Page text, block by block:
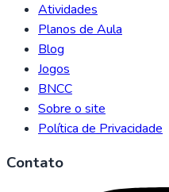
Atividades
Planos de Aula
Blog
Jogos
BNCC
Sobre o site
Política de Privacidade
Contato